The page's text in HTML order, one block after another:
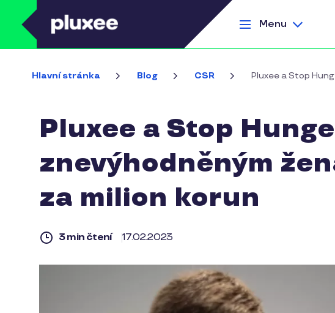
Přejít k hlavnímu obsahu
Menu
Hlavní stránka Blog CSR Pluxee a Stop
Pluxee a Stop
znevýhodněným
za milion korun
3 min čtení 17.02.2023